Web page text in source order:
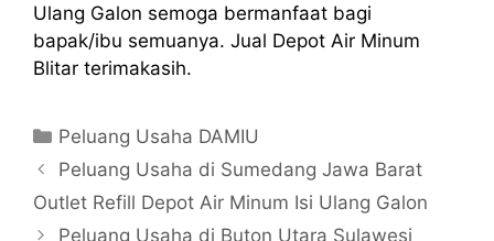
Ulang Galon semoga bermanfaat bagi
bapak/ibu semuanya. Jual Depot Air Minum
Blitar terimakasih.
Kategori
Peluang Usaha DAMIU
Peluang Usaha di Sumedang Jawa Barat
Outlet Refill Depot Air Minum Isi Ulang Galon
Peluang Usaha di Buton Utara Sulawesi